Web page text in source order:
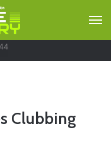
Clubbing